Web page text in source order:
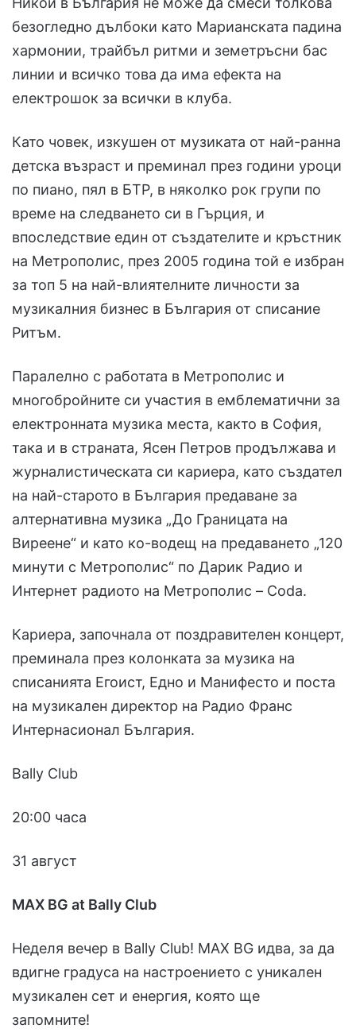
безогледно дълбоки като Марианската падина
хармонии, трайбъл ритми и земетръсни бас
линии и всичко това да има ефекта на
електрошок за всички в клуба.
Като човек, изкушен от музиката от най-ранна
детска възраст и преминал през години уроци
по пиано, пял в БТР, в няколко рок групи по
време на следването си в Гърция, и
впоследствие един от създателите и кръстник
на Метрополис, през 2005 година той е избран
за топ 5 на най-влиятелните личности за
музикалния бизнес в България от списание
Ритъм.
Паралелно с работата в Метрополис и
многобройните си участия в емблематични за
електронната музика места, както в София,
така и в страната, Ясен Петров продължава и
журналистическата си кариера, като създател
на най-старото в България предаване за
алтернативна музика „До Границата на
Виреене“ и като ко-водещ на предаването „120
минути с Метрополис“ по Дарик Радио и
Интернет радиото на Метрополис – Coda.
Кариера, започнала от поздравителен концерт,
преминала през колонката за музика на
списанията Егоист, Едно и Манифесто и поста
на музикален директор на Радио Франс
Интернасионал България.
Bally Club
20:00 часа
31 август
MAX BG at Bally Club
Неделя вечер в Bally Club! MAX BG идва, за да
вдигне градуса на настроението с уникален
музикален сет и енергия, която ще
запомните!